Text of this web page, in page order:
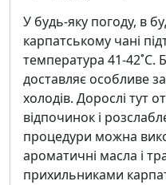
У будь-яку погоду, в
карпатському чані
температура 41-42˚С.
доставляє особливе
холодів. Дорослі тут
відпочинок і
процедури можна
ароматичні масла і
прихильниками